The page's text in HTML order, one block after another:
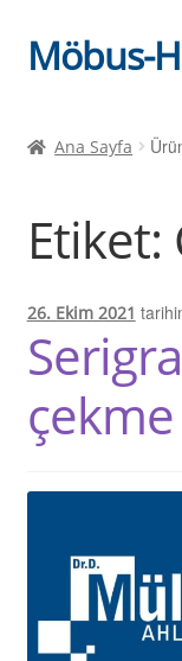
Dolaşıma
geç
İçeriğe
geç
Möbus-
Dükkan
alışveriş kartı
yazar kasa
Ana Sayfa
Etiket:
26. Ekim 2021